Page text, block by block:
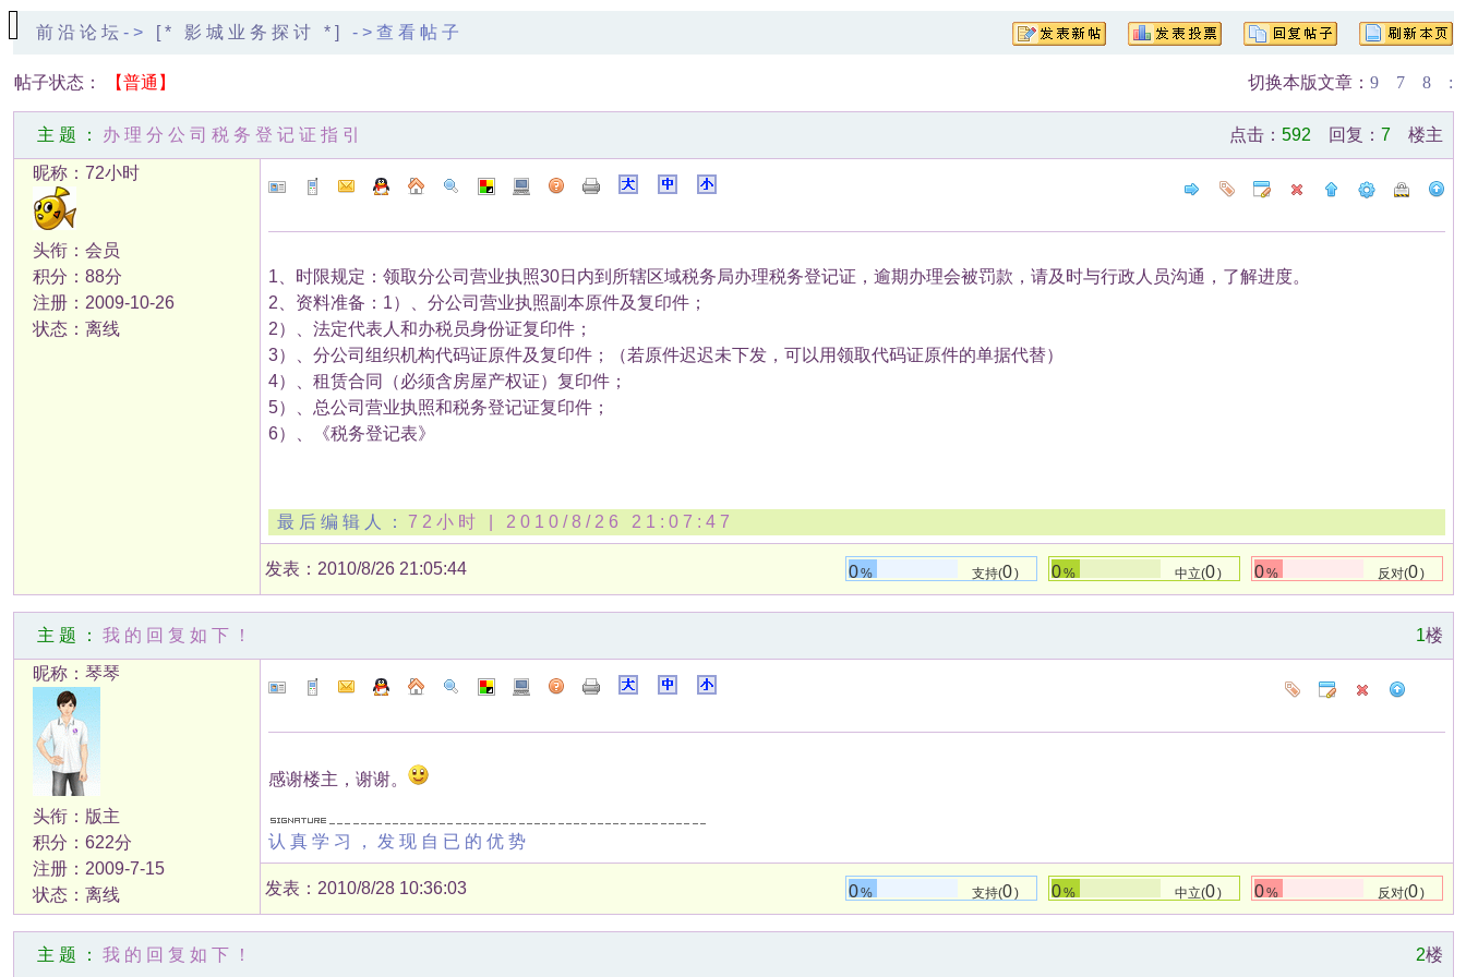
前沿论坛 -> [* 影城业务探讨 *] ->查看帖子
帖子状态： 【普通】 切换本版文章： 9 7 8 :
主题： 办理分公司税务登记证指引 点击： 592 回复： 7 楼主
昵称：72小时
头衔：会员
积分：88分
注册：2009-10-26
状态：离线
1、时限规定：领取分公司营业执照30日内到所辖区域税务局办理税务登记证，逾期办理会被罚款，请及时与行政人员沟通，了解进度。
2、资料准备：1）、分公司营业执照副本原件及复印件；
2）、法定代表人和办税员身份证复印件；
3）、分公司组织机构代码证原件及复印件；（若原件迟迟未下发，可以用领取代码证原件的单据代替）
4）、租赁合同（必须含房屋产权证）复印件；
5）、总公司营业执照和税务登记证复印件；
6）、《税务登记表》
最后编辑人： 72小时 | 2010/8/26 21:07:47
发表：2010/8/26 21:05:44 0% 支持(0) 0% 中立(0) 0% 反对(0)
主题： 我的回复如下！ 1楼
昵称：琴琴
头衔：版主
积分：622分
注册：2009-7-15
状态：离线
感谢楼主，谢谢。
认真学习，发现自已的优势
发表：2010/8/28 10:36:03 0% 支持(0) 0% 中立(0) 0% 反对(0)
主题： 我的回复如下！ 2楼